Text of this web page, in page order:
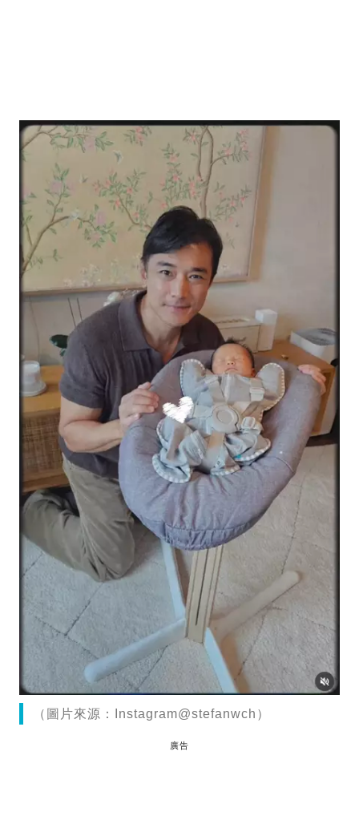
（圖片來源：Instagram@stefanwch）
廣告